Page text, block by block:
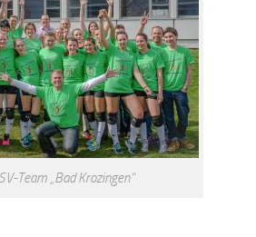
Team „Bad Krozingen“